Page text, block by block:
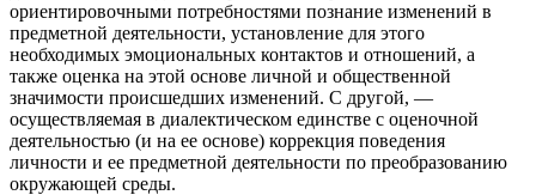
ориентировочными потребностями познание изменений в
предметной деятельности, установление для этого
необходимых эмоциональных контактов и отношений, а
также оценка на этой основе личной и общественной
значимости происшедших изменений. С другой, —
осуществляемая в диалектическом единстве с оценочной
деятельностью (и на ее основе) коррекция поведения
личности и ее предметной деятельности по преобразованию
окружающей среды.